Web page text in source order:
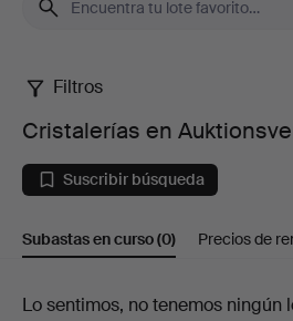
Cristalerías
en
Auktionsverket
Engelholm
Filtros
Cristalerías en
Suscribir búsqueda
Subastas en curso(0) Precios de
Subastas
Lo sentimos, no tenemos ningún